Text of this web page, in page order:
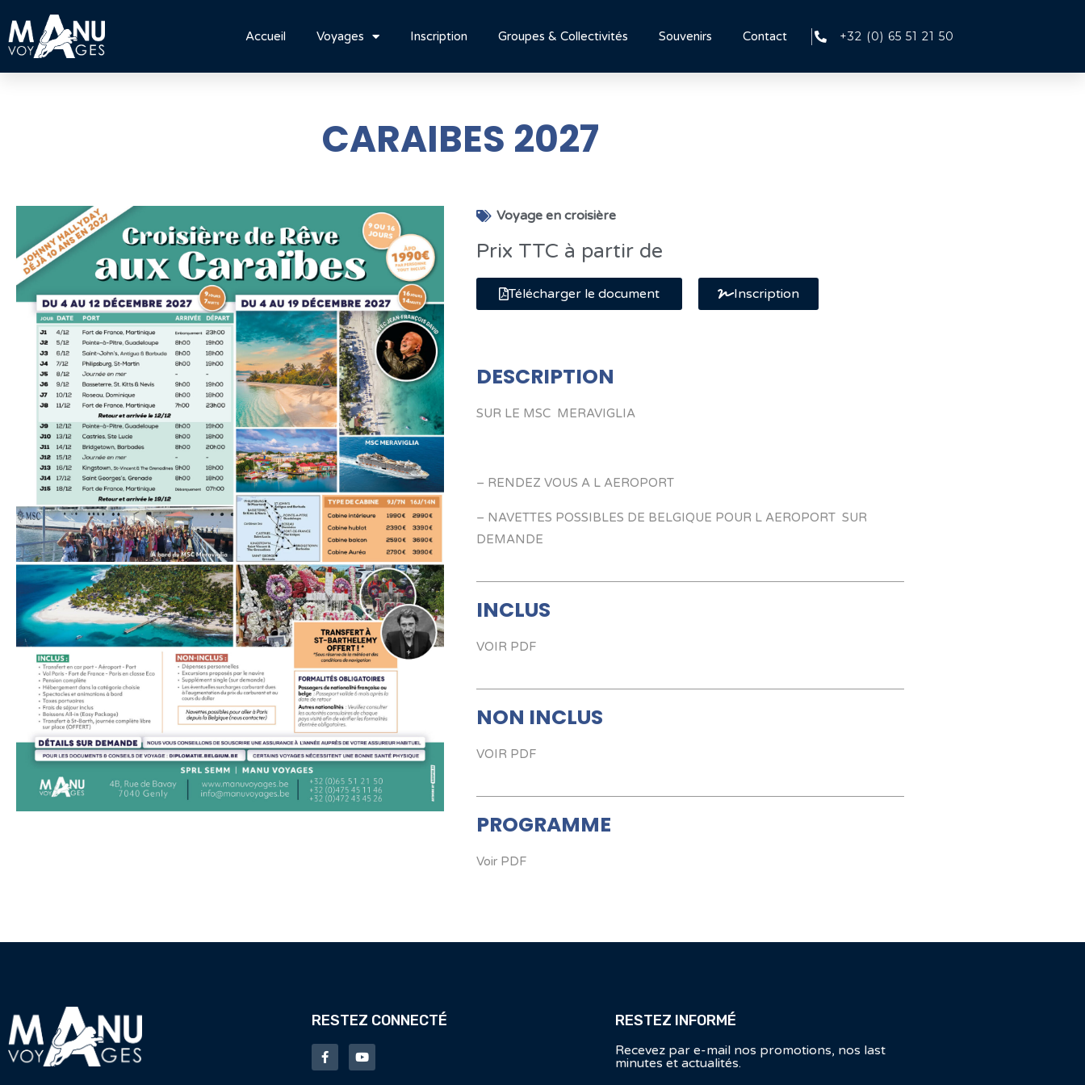
Accueil Voyages Inscription Groupes & Collectivités Souvenirs Contact +32 (0) 65 51 21 50
CARAIBES 2027
Voyage en croisière
Prix TTC à partir de
Télécharger le document Inscription
DESCRIPTION
SUR LE MSC MERAVIGLIA
– RENDEZ VOUS A L AEROPORT
– NAVETTES POSSIBLES DE BELGIQUE POUR L AEROPORT SUR
DEMANDE
INCLUS
VOIR PDF
NON INCLUS
VOIR PDF
PROGRAMME
Voir PDF
RESTEZ CONNECTÉ RESTEZ INFORMÉ
Recevez par e-mail nos promotions, nos last
minutes et actualités.